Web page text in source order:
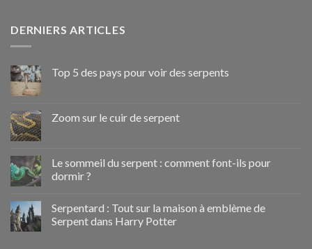
DERNIERS ARTICLES
Top 5 des pays pour voir des serpents
Zoom sur le cuir de serpent
Le sommeil du serpent : comment font-ils pour
dormir ?
Serpentard : Tout sur la maison à emblème de
Serpent dans Harry Potter